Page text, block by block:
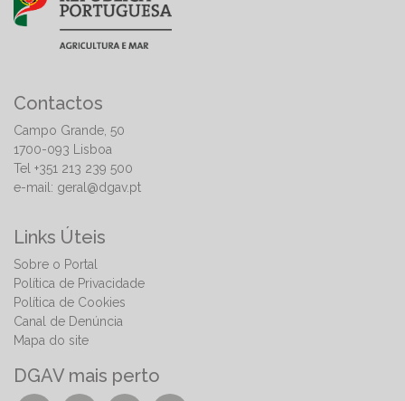
Contactos
Campo Grande, 50
1700-093 Lisboa
Tel +351 213 239 500
e-mail: geral@dgav.pt
Links Úteis
Sobre o Portal
Política de Privacidade
Política de Cookies
Canal de Denúncia
Mapa do site
DGAV mais perto